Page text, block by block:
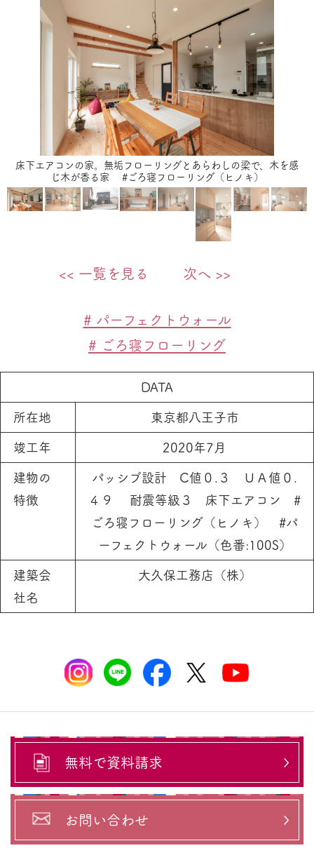
床下エアコンの家。無垢フローリングとあらわしの梁で、木を感
じ木が香る家 #ごろ寝フローリング（ヒノキ）
<< 一覧を見る 次へ >>
# パーフェクトウォール
# ごろ寝フローリング
DATA
所在地 東京都八王子市
竣工年 2020年7月
建物の
特徴
パッシブ設計 C値０.３ ＵＡ値０.
４９ 耐震等級３ 床下エアコン #
ごろ寝フローリング（ヒノキ） #パ
ーフェクトウォール（色番:100S）
建築会
社名
大久保工務店（株）
無料で資料請求
お問い合わせ